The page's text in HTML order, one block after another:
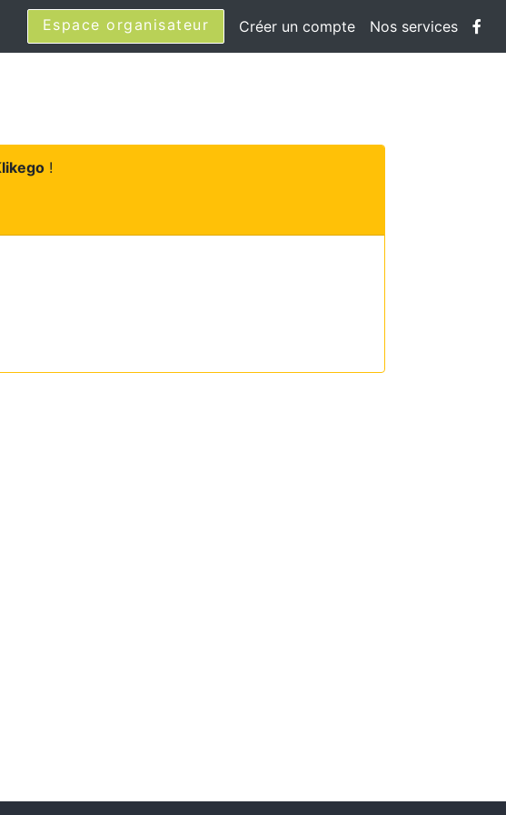
Espace organisateur Créer un compte Nos services
!